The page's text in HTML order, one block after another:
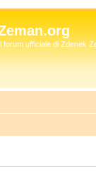
forum ufficiale di Zdenek